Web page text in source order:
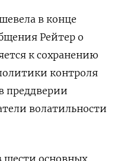
в конце
Рейтер о
к сохранению
контроля
преддверии
волатильности
шести основных